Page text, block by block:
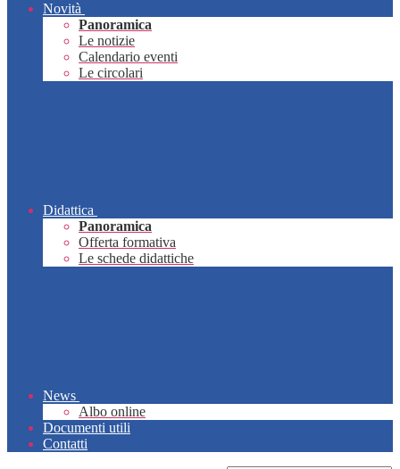
Novità
Panoramica
Le notizie
Calendario eventi
Le circolari
Didattica
Panoramica
Offerta formativa
Le schede didattiche
News
Albo online
Documenti utili
Contatti